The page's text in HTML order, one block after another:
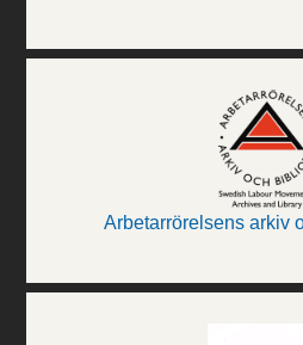
Arbetarrörelsens arkiv